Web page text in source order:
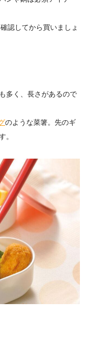
認してから買いましょ
多く、長さがあるので
のような菜箸。先のギ
。